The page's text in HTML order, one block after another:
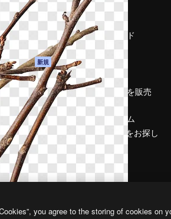
サポート
規約
ライバシーポリ
ジナル 新規
キーポリシー
ストセンター
ィリエイト
向け
Reviews
採用情報
検索トレンド
ブログ
Slidesgo
コンテンツを販売
する
プレスルーム
magnific.aiをお探し
ですか？
you agree to the storing of cookies on